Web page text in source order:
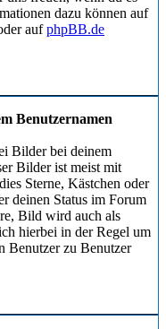
dazu können auf
aufphpBB.de
Benutzernamen
Bilder bei deinem
Bilder ist meist mit
Sterne, Kästchen oder
deinen Status im Forum
Bild wird auch als
hierbei in der Regel um
Benutzer zu Benutzer